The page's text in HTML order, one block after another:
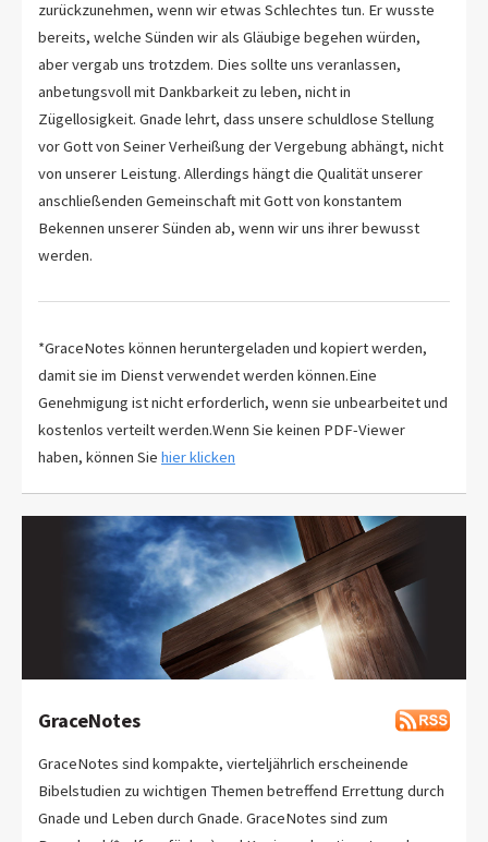
zurückzunehmen, wenn wir etwas Schlechtes tun. Er wusste
bereits, welche Sünden wir als Gläubige begehen würden,
aber vergab uns trotzdem. Dies sollte uns veranlassen,
anbetungsvoll mit Dankbarkeit zu leben, nicht in
Zügellosigkeit. Gnade lehrt, dass unsere schuldlose Stellung
vor Gott von Seiner Verheißung der Vergebung abhängt, nicht
von unserer Leistung. Allerdings hängt die Qualität unserer
anschließenden Gemeinschaft mit Gott von konstantem
Bekennen unserer Sünden ab, wenn wir uns ihrer bewusst
werden.
*GraceNotes können heruntergeladen und kopiert werden,
damit sie im Dienst verwendet werden können.Eine
Genehmigung ist nicht erforderlich, wenn sie unbearbeitet und
kostenlos verteilt werden.Wenn Sie keinen PDF-Viewer
haben, können Sie hier klicken
GraceNotes
GraceNotes sind kompakte, vierteljährlich erscheinende
Bibelstudien zu wichtigen Themen betreffend Errettung durch
Gnade und Leben durch Gnade. GraceNotes sind zum